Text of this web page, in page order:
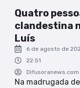
Quatro
clandestina
Luís
6 de agosto de
22:51
Difusoranews.com
Na madrugada